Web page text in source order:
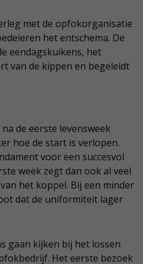
met de opfokorganisatie
het entschema. De
eendagskuikens, het
van de kippen en begeleidt
de eerste levensweek
hoe de start is verlopen.
voor een succesvol
week zegt dan ook al veel
het koppel. Bij een minder
dat de uniformiteit lager
gaan kijken bij het lossen
Het eerste bezoek